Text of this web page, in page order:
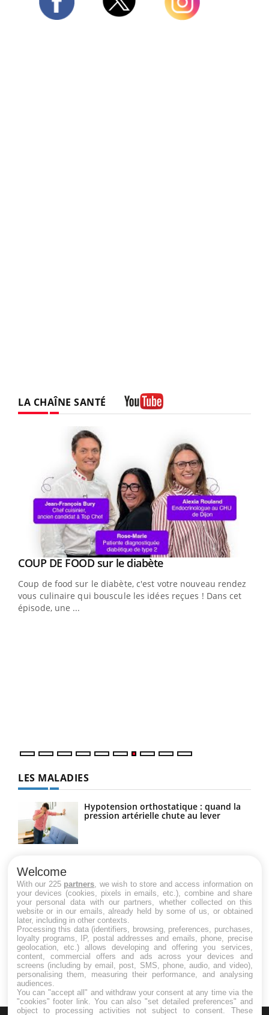
LA CHAÎNE SANTÉ
Youtube
COUP DE FOOD sur le diabèteYoutube
Coup de food sur le diabète, c'est votre nouveau rendez-
vous culinaire qui bouscule les idées reçues ! Dans cet
épisode, une ...
LES MALADIES
Hypotension orthostatique : quand la
pression artérielle chute au lever
Maladie de Charcot (Sclérose latérale
amyotrophique)
Welcome
With our 225 partners , we wish to store and access information on
your devices (cookies, pixels in emails, etc.), combine and share
your personal data with our partners, whether collected on this
website or in our emails, already held by some of us, or obtained
later, including in other contexts.
Processing this data (identifiers, browsing, preferences, purchases,
loyalty programs, IP, postal addresses and emails, phone, precise
geolocation, etc.) allows developing and offering you services,
content, commercial offers and ads across your devices and
screens (including by email, post, SMS, phone, audio, and video),
personalising them, measuring their performance, and analysing
audiences.
You can "accept all" and withdraw your consent at any time via the
"cookies" footer link . You can also "set detailed preferences" and
object to processing activities not subject to consent. These